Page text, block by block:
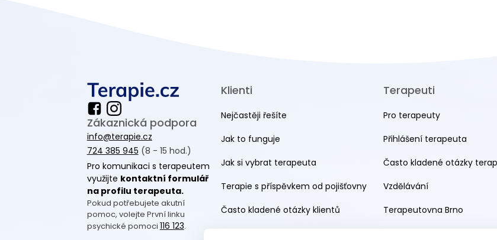
Zákaznická podpora
info@terapie.cz
724 385 945 (8 - 15 hod.)
Pro komunikaci s terapeutem
využijte kontaktní formulář
na profilu terapeuta.
Pokud potřebujete akutní
pomoc, volejte První linku
psychické pomoci 116 123.
Klienti
Nejčastěji řešíte
Jak to funguje
Jak si vybrat terapeuta
Terapie s příspěvkem od pojišťovny
Často kladené otázky klientů
Terapeuti
Pro terapeuty
Přihlášení terapeuta
Často kladené otázky
Vzdělávání
Terapeutovna Brno